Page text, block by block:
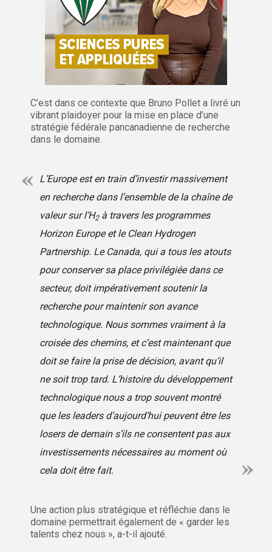
C’est dans ce contexte que Bruno Pollet a livré un
vibrant plaidoyer pour la mise en place d’une
stratégie fédérale pancanadienne de recherche
dans le domaine.
L’Europe est en train d’investir massivement
en recherche dans l’ensemble de la chaîne de
valeur sur l’H2à travers les programmes
Horizon Europe et le Clean Hydrogen
Partnership. Le Canada, qui a tous les atouts
pour conserver sa place privilégiée dans ce
secteur, doit impérativement soutenir la
recherche pour maintenir son avance
technologique. Nous sommes vraiment à la
croisée des chemins, et c’est maintenant que
doit se faire la prise de décision, avant qu’il
ne soit trop tard. L’histoire du développement
technologique nous a trop souvent montré
que les leaders d’aujourd’hui peuvent être les
losersde demain s’ils ne consentent pas aux
investissements nécessaires au moment où
cela doit être fait.
Une action plus stratégique et réfléchie dans le
domaine permettrait également de « garder les
talents chez nous », a-t-il ajouté.